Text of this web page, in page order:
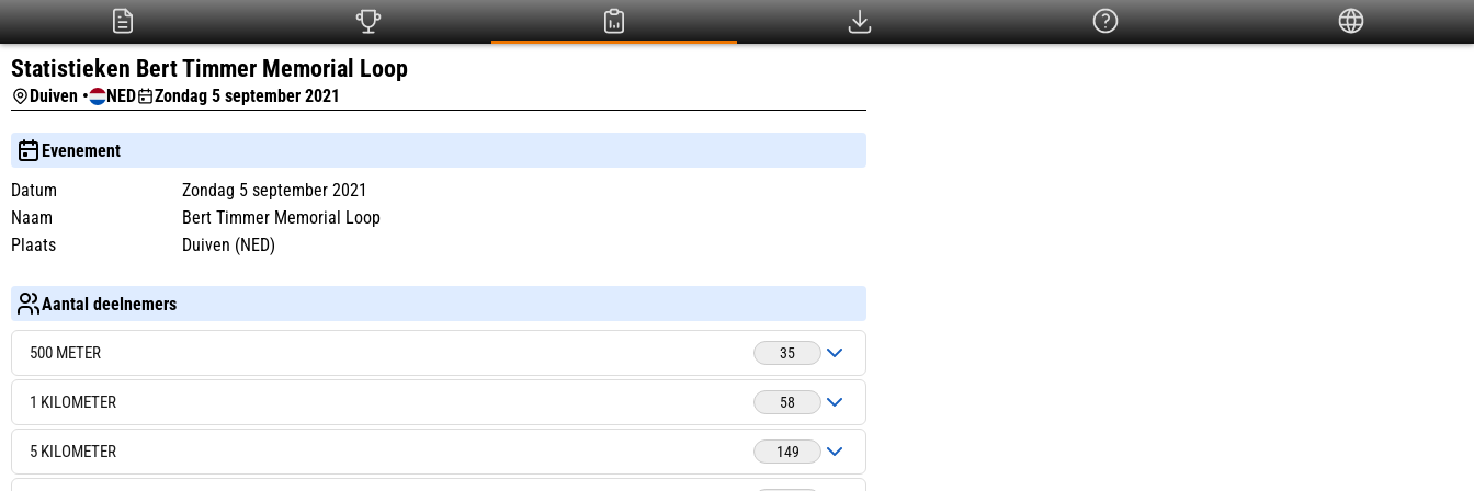
Statistieken Bert Timmer Memorial Loop
Duiven • NED Zondag 5 september 2021
Evenement
Datum
Zondag 5 september 2021
Naam
Bert Timmer Memorial Loop
Plaats
Duiven (NED)
Aantal deelnemers
500 METER 35
1 KILOMETER 58
5 KILOMETER 149